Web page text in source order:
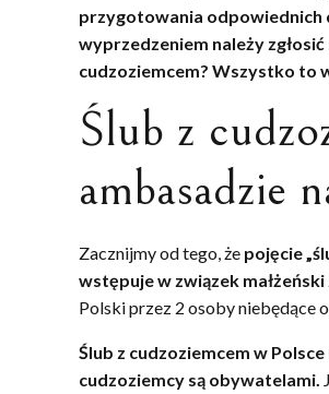
przygotowania odpowiednich
wyprzedzeniem należy
cudzoziemcem? Wszystko to
Ślub z
ambasadzie
Zacznijmy od tego, że pojęcie
wstępuje w związek
Polski przez 2 osoby niebędące
Ślub z cudzoziemcem w
cudzoziemcy są obywatelami.